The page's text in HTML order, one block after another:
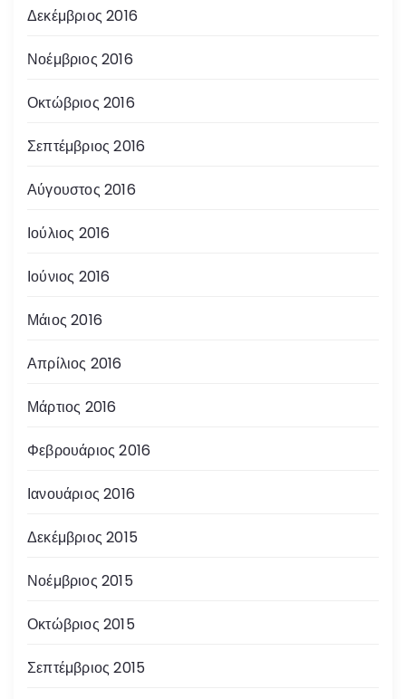
Δεκέμβριος 2016
Νοέμβριος 2016
Οκτώβριος 2016
Σεπτέμβριος 2016
Αύγουστος 2016
Ιούλιος 2016
Ιούνιος 2016
Μάιος 2016
Απρίλιος 2016
Μάρτιος 2016
Φεβρουάριος 2016
Ιανουάριος 2016
Δεκέμβριος 2015
Νοέμβριος 2015
Οκτώβριος 2015
Σεπτέμβριος 2015